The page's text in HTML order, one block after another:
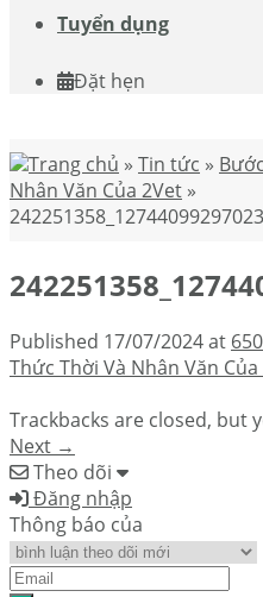
Tuyển dụng
Đặt hẹn
Trang chủ » Tin tức »
Nhân Văn Của 2Vet »
Published 17/07/2024at
Thức Thời Và Nhân Văn
Trackbacks are closed, but
Next →
Theo dõi
Đăng nhập
Thông báo của